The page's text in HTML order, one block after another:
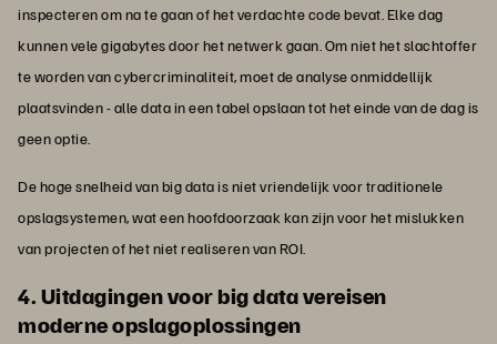
inspecteren om na te gaan of het verdachte code bevat. Elke dag
kunnen vele gigabytes door het netwerk gaan. Om niet het slachtoffer
te worden van cybercriminaliteit, moet de analyse onmiddellijk
plaatsvinden - alle data in een tabel opslaan tot het einde van de dag is
geen optie.
De hoge snelheid van big data is niet vriendelijk voor traditionele
opslagsystemen, wat een hoofdoorzaak kan zijn voor het mislukken
van projecten of het niet realiseren van ROI.
4. Uitdagingen voor big data vereisen
moderne opslagoplossingen